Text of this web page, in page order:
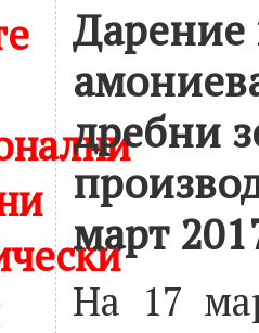
Дарение
дребни
март
На 17